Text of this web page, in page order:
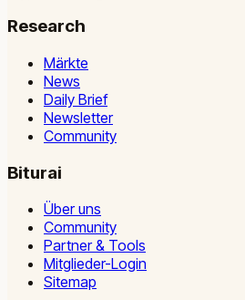
Research
Märkte
News
Daily Brief
Newsletter
Community
Biturai
Über uns
Community
Partner & Tools
Mitglieder-Login
Sitemap